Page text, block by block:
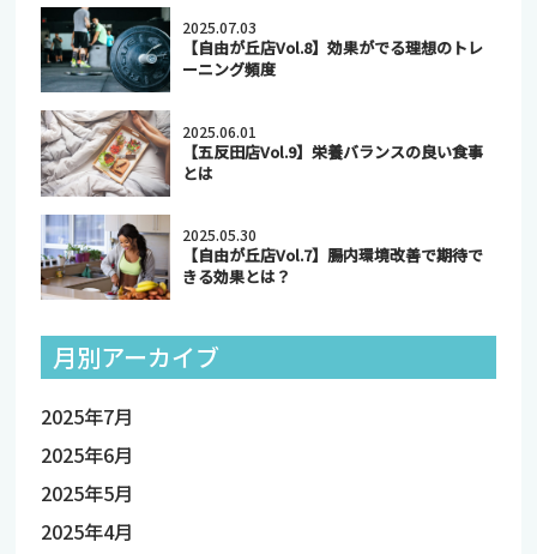
2025.07.03
【自由が丘店Vol.8】効果がでる理想のトレ
ーニング頻度
2025.06.01
【五反田店Vol.9】栄養バランスの良い食事
とは
2025.05.30
【自由が丘店Vol.7】腸内環境改善で期待で
きる効果とは？
月別アーカイブ
2025年7月
2025年6月
2025年5月
2025年4月